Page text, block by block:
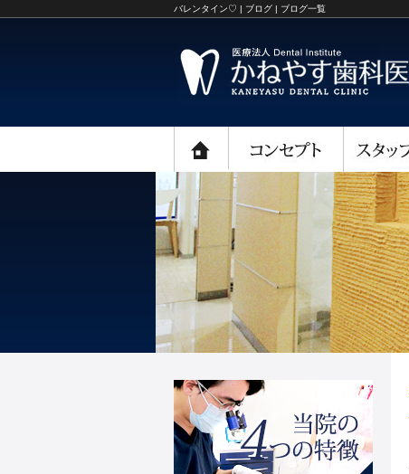
バレンタイン♡ | ブログ | ブログ一覧